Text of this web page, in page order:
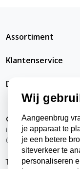
Assortiment
Klantenservice
Contact
0118-570024
Telefonisch
Wij
Aangeenbrug
je apparaat te
je een betere
siteverkeer te
personaliseren